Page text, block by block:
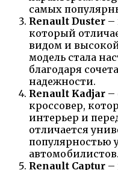
самых
Renault Duster –
который
видом и
модель стала
благодаря
надежности.
Renault Kadjar –
кроссовер,
интерьер и
отличается
популярностью
автомобилистов.
Renault Captur –